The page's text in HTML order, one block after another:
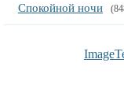
Спокойной ночи